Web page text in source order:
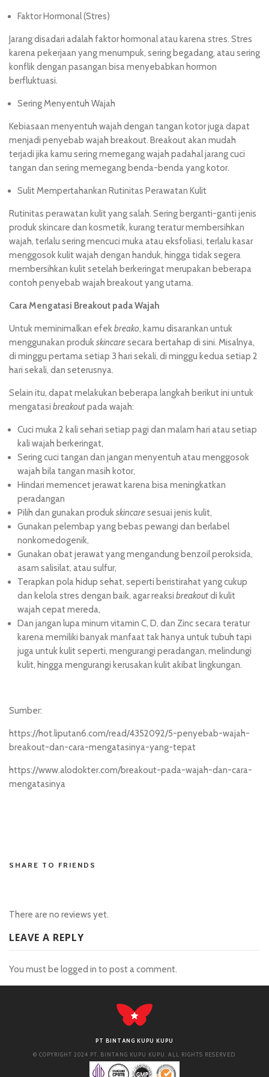
Faktor Hormonal (Stres)
Jarang disadari adalah faktor hormonal atau karena stres. Stres
karena pekerjaan yang menumpuk, sering begadang, atau sering
konflik dengan pasangan bisa menyebabkan hormon
berfluktuasi.
Sering Menyentuh Wajah
Kebiasaan menyentuh wajah dengan tangan kotor juga dapat
menjadi penyebab wajah breakout. Breakout akan mudah
terjadi jika kamu sering memegang wajah padahal jarang cuci
tangan dan sering memegang benda-benda yang kotor.
Sulit Mempertahankan Rutinitas Perawatan Kulit
Rutinitas perawatan kulit yang salah. Sering berganti-ganti jenis
produk skincare dan kosmetik, kurang teratur membersihkan
wajah, terlalu sering mencuci muka atau eksfoliasi, terlalu kasar
menggosok kulit wajah dengan handuk, hingga tidak segera
membersihkan kulit setelah berkeringat merupakan beberapa
contoh penyebab wajah breakout yang utama.
Cara Mengatasi Breakout pada Wajah
Untuk meminimalkan efekbreako, kamu disarankan untuk
menggunakan produkskincaresecara bertahap di sini. Misalnya,
di minggu pertama setiap 3 hari sekali, di minggu kedua setiap 2
hari sekali, dan seterusnya.
Selain itu, dapat melakukan beberapa langkah berikut ini untuk
mengatasi breakoutpada wajah:
Cuci muka 2 kali sehari setiap pagi dan malam hari atau setiap
kali wajah berkeringat,
Sering cuci tangan dan jangan menyentuh atau menggosok
wajah bila tangan masih kotor,
Hindari memencet jerawat karena bisa meningkatkan
peradangan
Pilih dan gunakan produkskincaresesuai jenis kulit,
Gunakan pelembap yang bebas pewangi dan berlabel
nonkomedogenik,
Gunakan obat jerawat yang mengandung benzoil peroksida,
asam salisilat, atau sulfur,
Terapkan pola hidup sehat, seperti beristirahat yang cukup
dan kelola stres dengan baik, agar reaksibreakoutdi kulit
wajah cepat mereda,
Dan jangan lupa minumvitamin C, D, dan Zincsecara teratur
karena memiliki banyak manfaat tak hanya untuk tubuh tapi
juga untuk kulit seperti, mengurangi peradangan, melindungi
kulit, hingga mengurangi kerusakan kulit akibat lingkungan.
Sumber:
https://hot.liputan6.com/read/4352092/5-penyebab-wajah-
breakout-dan-cara-mengatasinya-yang-tepat
https://www.alodokter.com/breakout-pada-wajah-dan-cara-
mengatasinya
SHARE TO FRIENDS
There are no reviews yet.
LEAVE A REPLY
You must be logged in to post a comment.
PT BINTANG KUPU KUPU
© COPYRIGHT 2024 PT. BINTANG KUPU KUPU. ALL RIGHTS RESERVED.